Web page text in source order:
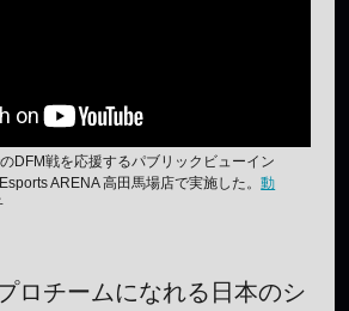
DFM戦を応援するパブリックビューイン
ARENA 高田馬場店で実施した。動
ロチームになれる日本のシ